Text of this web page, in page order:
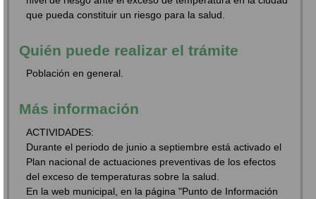
que pueda constituir un riesgo para la salud.
Quién puede realizar el trámite
Población en general.
Más información
ACTIVIDADES:
Durante el periodo de junio a septiembre está activado el
Plan nacional de actuaciones preventivas de los efectos
del exceso de temperaturas sobre la salud.
En la web municipal, en la página "Punto de Información